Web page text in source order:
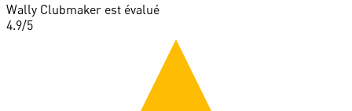
Wally Clubmaker est évalué
4.9/5